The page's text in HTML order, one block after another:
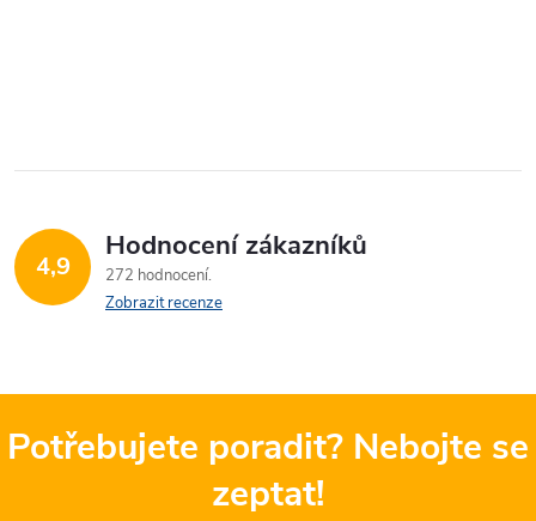
4,9
Hodnocení zákazníků
272 hodnocení
Zobrazit recenze
Potřebujete poradit? Nebojte se
zeptat!